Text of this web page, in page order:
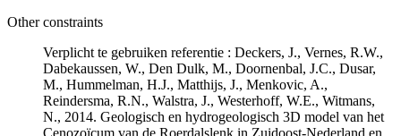
Other constraints
Verplicht te gebruiken referentie : Deckers, J., Vernes, R.W.,
Dabekaussen, W., Den Dulk, M., Doornenbal, J.C., Dusar,
M., Hummelman, H.J., Matthijs, J., Menkovic, A.,
Reindersma, R.N., Walstra, J., Westerhoff, W.E., Witmans,
N., 2014. Geologisch en hydrogeologisch 3D model van het
Cenozoïcum van de Roerdalslenk in Zuidoost-Nederland en